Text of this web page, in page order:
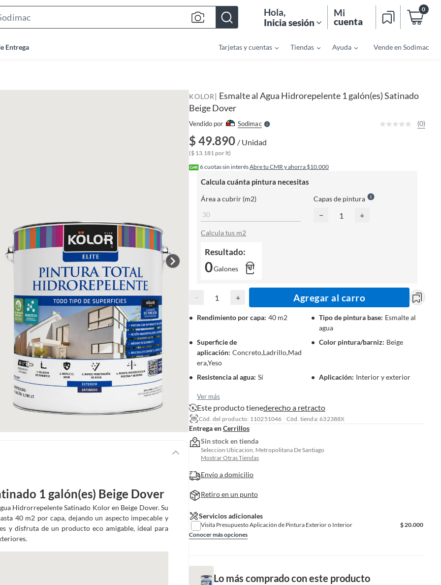
Hola,
Inicia sesión
Mi
cuenta
0
Entrega Tarjetas y cuentas Tiendas Ayuda Vende en Sodimac
1 galón(es) Beige Dover
Hidrorrepelente Satinado Kolor en Beige Dover. Su
40 m2 por capa, dejando un aspecto impecable y
y disfruta de un producto eco amigable, ideal para
KOLOR | Esmalte al Agua Hidrorepelente 1 galón(es) Satinado
Beige Dover
Vendido por SodimacS
r
(0)
$ 49.890 / Unidad
($ 13.181 por lt)
6cuotas sin interésAbre tu CMR y ahorra $10.000
Calcula cuánta pintura necesitas
Área a cubrir (m2)
Calcula tus m2
Capas de pintura
− +
Resultado:
0Galones
− + Agregar al carro
Rendimiento por capa: 40 m2 Tipo de pintura base: Esmalte al
agua
Superficie de
aplicación: Concreto,Ladrillo,Mad
era,Yeso
Color pintura/barniz: Beige
Resistencia al agua: Sí Aplicación: Interior y exterior
Ver más
Este producto tienederecho a retracto
Cód. del producto: 110251046 Cód. tienda: 632388X
Entrega enCerrillos
Sin stock en tienda
Seleccion Ubicacion, Metropolitana De Santiago
Mostrar Otras Tiendas
Envío a domicilio
Retiro en un punto
Servicios adicionales
Visita Presupuesto Aplicación de Pintura Exterior o Interior $ 20.000
Conocer más opciones
Lo más comprado con este producto